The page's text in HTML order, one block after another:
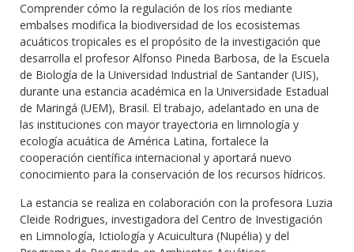
Comprender cómo la regulación de los ríos mediante
embalses modifica la biodiversidad de los ecosistemas
acuáticos tropicales es el propósito de la investigación que
desarrolla el profesor Alfonso Pineda Barbosa, de la Escuela
de Biología de la Universidad Industrial de Santander (UIS),
durante una estancia académica en la Universidade Estadual
de Maringá (UEM), Brasil. El trabajo, adelantado en una de
las instituciones con mayor trayectoria en limnología y
ecología acuática de América Latina, fortalece la
cooperación científica internacional y aportará nuevo
conocimiento para la conservación de los recursos hídricos.
La estancia se realiza en colaboración con la profesora Luzia
Cleide Rodrigues, investigadora del Centro de Investigación
en Limnología, Ictiología y Acuicultura (Nupélia) y del